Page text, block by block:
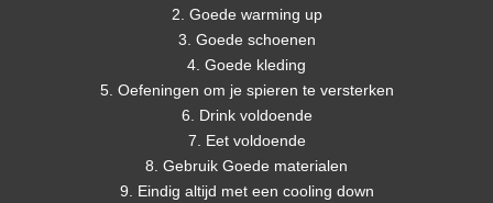
2. Goede warming up
3. Goede schoenen
4. Goede kleding
5. Oefeningen om je spieren te versterken
6. Drink voldoende
7. Eet voldoende
8. Gebruik Goede materialen
9. Eindig altijd met een cooling down